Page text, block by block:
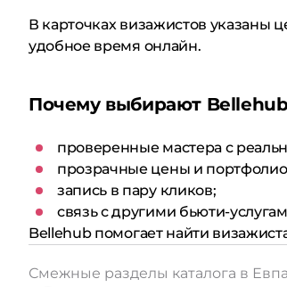
В карточках визажистов указаны
удобное время онлайн.
Почему выбирают
проверенные мастера с
прозрачные цены и
запись в пару кликов;
связь с другими бьюти-
Bellehub помогает найти
Смежные разделы каталога в